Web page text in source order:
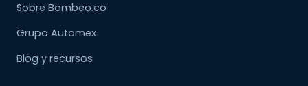
Sobre Bombeo.co
Grupo Automex
Blog y recursos